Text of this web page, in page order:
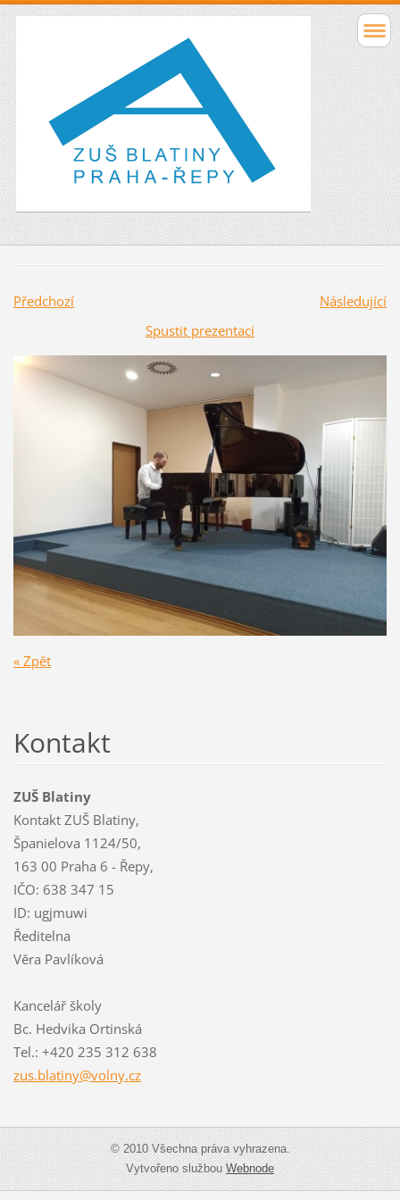
Předchozí
Následující
Spustit prezentaci
« Zpět
Kontakt
ZUŠ Blatiny
Kontakt ZUŠ Blatiny,
Španielova 1124/50,
163 00 Praha 6 - Řepy,
IČO: 638 347 15
ID: ugjmuwi
Ředitelna
Věra Pavlíková
Kancelář školy
Bc. Hedvika Ortinská
Tel.: +420 235 312 638
zus.blatiny@volny.cz
© 2010 Všechna práva vyhrazena.
Vytvořeno službouWebnode